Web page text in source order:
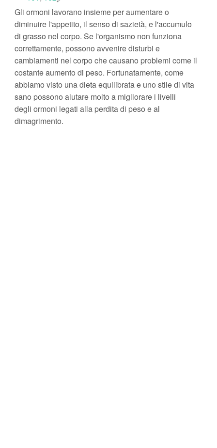
Gli ormoni lavorano insieme per aumentare o
diminuire l'appetito, il senso di sazietà, e l'accumulo
di grasso nel corpo. Se l'organismo non funziona
correttamente, possono avvenire disturbi e
cambiamenti nel corpo che causano problemi come il
costante aumento di peso. Fortunatamente, come
abbiamo visto una dieta equilibrata e uno stile di vita
sano possono aiutare molto a migliorare i livelli
degli ormoni legati alla perdita di peso e al
dimagrimento.